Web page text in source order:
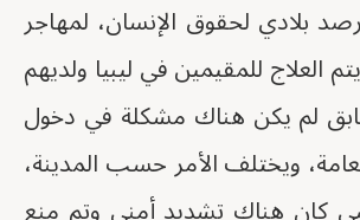
بلادي لحقوق الإنسان، لمهاجر
العلاج للمقيمين في ليبيا ولديهم
لم يكن هناك مشكلة في دخول
ويختلف الأمر حسب المدينة،